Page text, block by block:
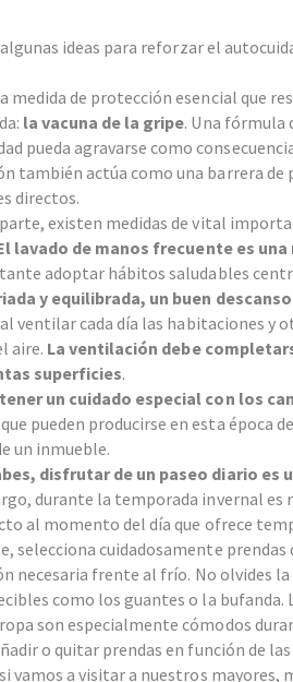
ideas para reforzar el
medida de protección esencial que
la vacuna de la gripe. Una fórmula
pueda agravarse como
también actúa como una barrera de
directos.
existen medidas de vital
lavado de manos frecuente es
adoptar hábitos saludables
y equilibrada, un buen
ventilar cada día las habitaciones y
aire. La ventilación debe
superficies.
un cuidado especial con los
pueden producirse en esta época
un inmueble.
disfrutar de un paseo diario es
durante la temporada invernal es
al momento del día que ofrece
selecciona cuidadosamente prendas
necesaria frente al frío. No olvides
como los guantes o la bufanda.
son especialmente cómodos
o quitar prendas en función de
vamos a visitar a nuestros mayores,